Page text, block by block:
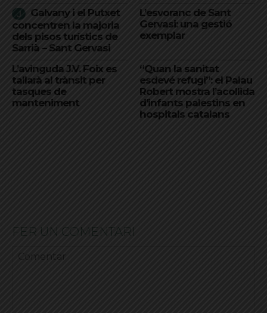
Galvany i el Putxet
concentren la majoria
dels pisos turístics de
Sarrià – Sant Gervasi
L’esvoranc de Sant
Gervasi: una gestió
exemplar
L’avinguda J.V. Foix es
tallarà al trànsit per
tasques de
manteniment
“Quan la sanitat
esdevé refugi”: el Palau
Robert mostra l’acollida
d’infants palestins en
hospitals catalans
FER UN COMENTARI